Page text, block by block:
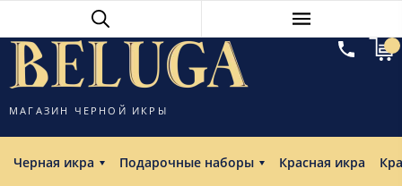
МАГАЗИН ЧЕРНОЙ ИКРЫ
Черная икра Подарочные наборы Красная икра